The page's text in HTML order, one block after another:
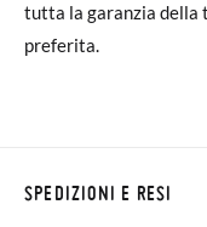
tutta la garanzia della
preferita.
SPEDIZIONI E RESI